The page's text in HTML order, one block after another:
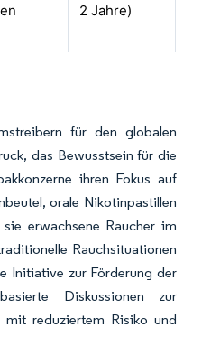
2 Jahre)
für den globalen
das Bewusstsein für die
ihren Fokus auf
orale Nikotinpastillen
erwachsene Raucher im
Rauchsituationen
Initiative zur Förderung der
Diskussionen zur
mit reduziertem Risiko und